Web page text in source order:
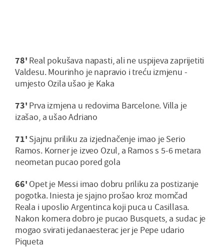
78' Real pokušava napasti, ali ne uspijeva zaprijetiti
Valdesu. Mourinho je napravio i treću izmjenu -
umjesto Ozila ušao je Kaka
73' Prva izmjena u redovima Barcelone. Villa je
izašao, a ušao Adriano
71' Sjajnu priliku za izjednačenje imao je Serio
Ramos. Korner je izveo Ozul, a Ramos s 5-6 metara
neometan pucao pored gola
66' Opet je Messi imao dobru priliku za postizanje
pogotka. Iniesta je sjajno prošao kroz momčad
Reala i uposlio Argentinca koji puca u Casillasa.
Nakon kornera dobro je pucao Busquets, a sudac je
mogao svirati jedanaesterac jer je Pepe udario
Piqueta